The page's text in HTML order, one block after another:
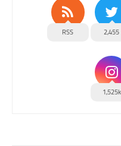
2,455
RSS
1,525k